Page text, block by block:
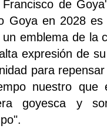
de
Goya en 2028
emblema de la
expresión de
para
nuestro que
goyesca y